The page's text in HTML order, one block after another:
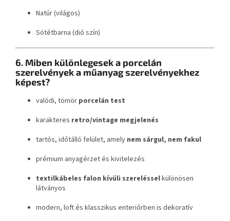
Natúr (világos)
Sötétbarna (dió szín)
6. Miben különlegesek a porcelán
szerelvények a műanyag szerelvényekhez
képest?
valódi, tömör porcelán test
karakteres retro/vintage megjelenés
tartós, időtálló felület, amely nem sárgul, nem fakul
prémium anyagérzet és kivitelezés
textilkábeles falon kívüli szerelésselkülönösen
látványos
modern, loft és klasszikus enteriőrben is dekoratív